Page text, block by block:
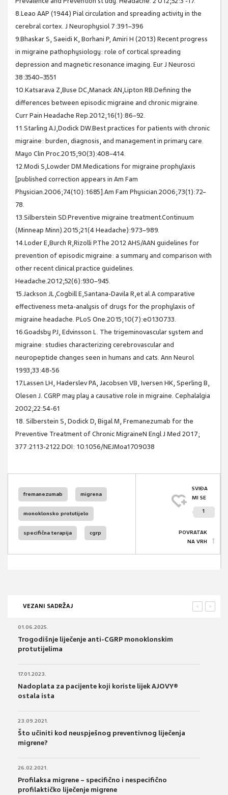
8.Leao AAP (1944) Pial circulation and spreading activity in the
cerebral cortex. J Neurophysiol 7:391–396
9.Bhaskar S, Saeidi K, Borhani P, Amiri H (2013) Recent progress
in migraine pathophysiology: role of cortical spreading
depression and magnetic resonance imaging. Eur J Neurosci
38:3540–3551
10.Katsarava Z,Buse DC,Manack AN,Lipton RB.Defining the
differences between episodic migraine and chronic migraine.
Curr Pain Headache Rep.2012;16(1):86–92.
11.Starling AJ,Dodick DW.Best practices for patients with chronic
migraine: burden, diagnosis, and management in primary care.
Mayo Clin Proc.2015;90(3):408–414.
12.Modi S,Lowder DM.Medications for migraine prophylaxis
[published correction appears in Am Fam
Physician.2006;74(10):1685].Am Fam Physician.2006;73(1):72–
78.
13.Silberstein SD.Preventive migraine treatment.Continuum
(Minneap Minn).2015;21(4 Headache):973–989.
14.Loder E,Burch R,Rizolli P.The 2012 AHS/AAN guidelines for
prevention of episodic migraine: a summary and comparison with
other recent clinical practice guidelines.
Headache.2012;52(6):930–945.
15.Jackson JL,Cogbill E,Santana-Davila R,et al.A comparative
effectiveness meta-analysis of drugs for the prophylaxis of
migraine headache. PLoS One.2015;10(7):e0130733.
16.Goadsby PJ, Edvinsson L. The trigeminovascular system and
migraine: studies characterizing cerebrovascular and
neuropeptide changes seen in humans and cats. Ann Neurol
1993;33:48-56
17.Lassen LH, Haderslev PA, Jacobsen VB, Iversen HK, Sperling B,
Olesen J. CGRP may play a causative role in migraine. Cephalalgia
2002;22:54-61
18. Silberstein S, Dodick D, Bigal M, Fremanezumab for the
Preventive Treatment of Chronic MigraineN Engl J Med 2017;
377:2113-2122.DOI: 10.1056/NEJMoa1709038
fremanezumab migrena
monoklonsko protutijelo
specifična terapija cgrp
SVIĐA
MI SE
1
POVRATAK
NA VRH
VEZANI SADRŽAJ >
<
01.06.2025.
Trogodišnje liječenje anti-CGRP monoklonskim
protutijelima
17.01.2023.
Nadoplata za pacijente koji koriste lijek AJOVY®
ostala ista
23.09.2021.
Što učiniti kod neuspješnog preventivnog liječenja
migrene?
26.02.2021.
Profilaksa migrene – specifično i nespecifično
profilaktičko liječenje migrene